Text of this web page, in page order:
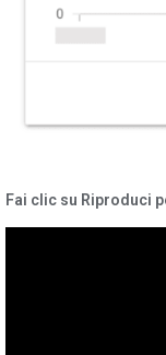
Fai clic su Riproduci